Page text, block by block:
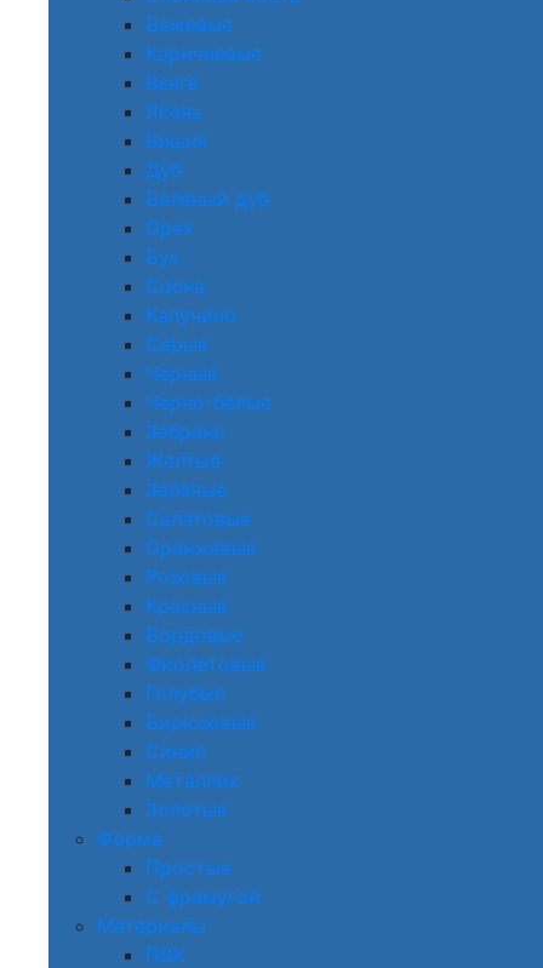
Бежевые
Коричневые
Венге
Ясень
Вишня
Дуб
Беленый дуб
Орех
Бук
Сосна
Капучино
Серые
Черные
Черно-белые
Зебрано
Желтые
Зеленые
Салатовые
Оранжевые
Розовые
Красные
Бордовые
Фиолетовые
Голубые
Бирюзовые
Синие
Металлик
Золотые
Форма
Простые
С фрамугой
Материалы
ПВХ